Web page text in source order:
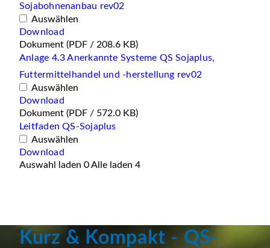
Sojabohnenanbau rev02
Auswählen
Download
Dokument (PDF / 208.6 KB)
Anlage 4.3 Anerkannte Systeme QS Sojaplus,
Futtermittelhandel und -herstellung rev02
Auswählen
Download
Dokument (PDF / 572.0 KB)
Leitfaden QS-Sojaplus
Auswählen
Download
Auswahl laden 0Alle laden 4
Kurz & Kompakt - QS-